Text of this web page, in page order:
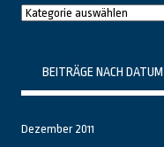
Raushier
BEITRÄGE NACH DATUM
Dezember 2011